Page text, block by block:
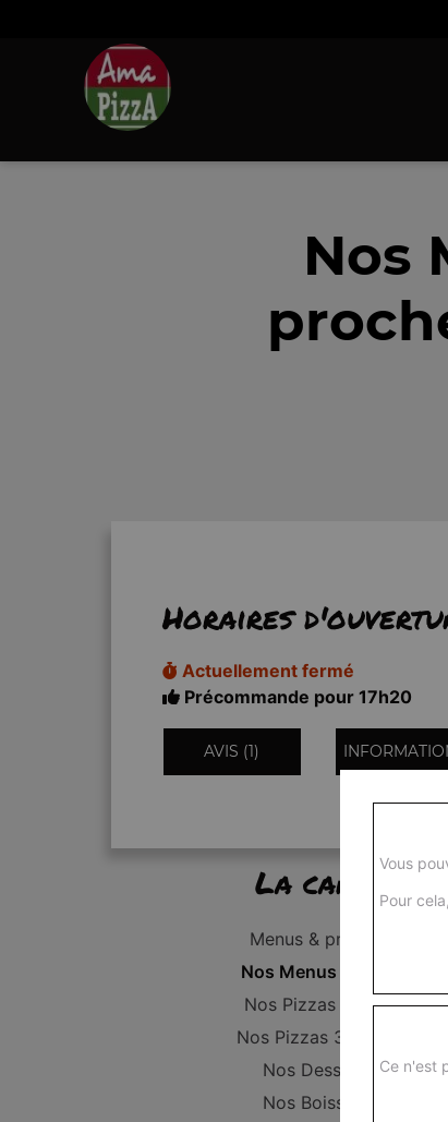
Nos
Horaires
Actuellement fermé
Précommande pour 17h20
AVIS (1)
La carte
Menus & promos
Nos Menus Enfant
Nos Pizzas 29 cm
Nos Pizzas 34,5 cm
Nos Desserts
Nos Boissons
Vous
Pour
Ce n'est